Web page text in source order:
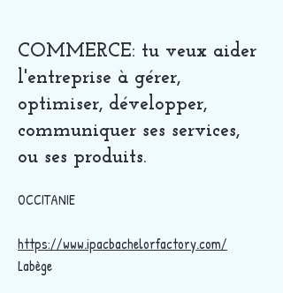
COMMERCE: tu veux aider
l'entreprise à gérer,
optimiser, développer,
communiquer ses services,
ou ses produits.
OCCITANIE
https://www.ipacbachelorfactory.com/
Labège